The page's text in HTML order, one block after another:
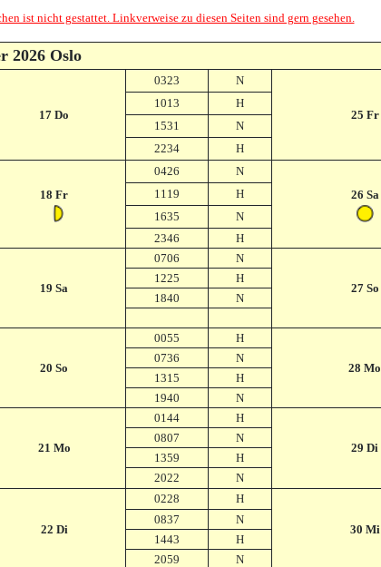
ist nicht gestattet. Linkverweise zu diesen Seiten sind gern gesehen.
2026 Oslo
17 Do
0323 N
25 Fr
1013 H
1531 N
2234 H
18 Fr
0426
N
26 Sa
1119 H
1635 N
2346 H
19 Sa
0706 N
27 So
1225 H
1840 N
20 So
0055 H
28 Mo
0736 N
1315 H
1940 N
21 Mo
0144 H
29 Di
0807 N
1359 H
2022 N
22 Di
0228 H
30 Mi
0837 N
1443 H
2059 N